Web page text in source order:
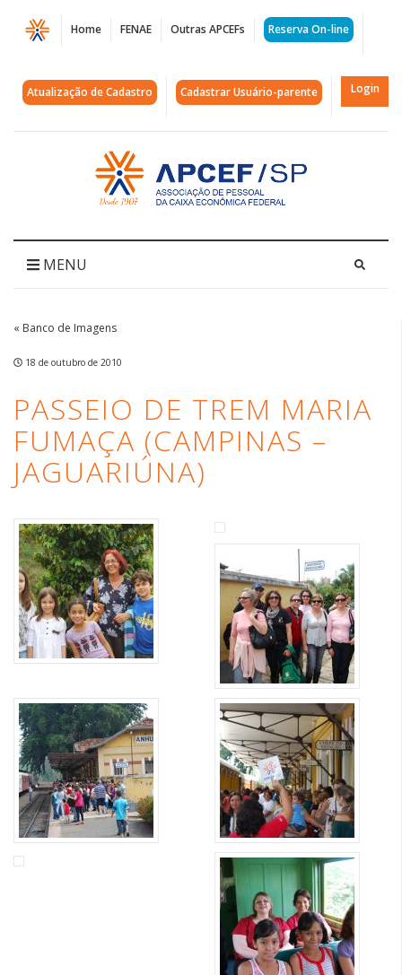
Página
Passeio
de
Fumaça
|
APCEF/SP
Home FENAE Outras APCEFs Reserva On-line
Atualização de Cadastro Cadastrar Usuário-parente Login
Acessar
página
inicial
MENU
« Banco de Imagens
18 de outubro de 2010
PASSEIO DE TREM MARIA
FUMAÇA (CAMPINAS –
JAGUARIÚNA)